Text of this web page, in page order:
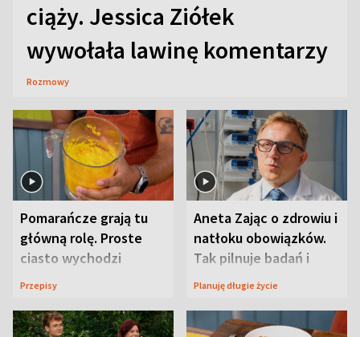
ciąży. Jessica Ziółek
wywołała lawinę komentarzy
Rozmowy
Pomarańcze grają tu
główną rolę. Proste
ciasto wychodzi
wyjątkowo wilgotne
Przepisy
Aneta Zając o zdrowiu i
natłoku obowiązków.
Tak pilnuje badań i
wizyt
Planuję długie życie